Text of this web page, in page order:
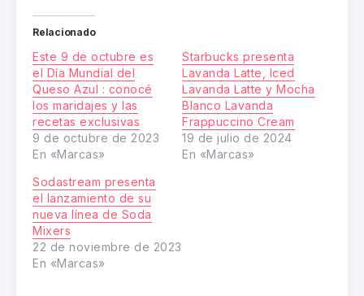
Relacionado
Este 9 de octubre es
el Día Mundial del
Queso Azul : conocé
los maridajes y las
recetas exclusivas
9 de octubre de 2023
En «Marcas»
Starbucks presenta
Lavanda Latte, Iced
Lavanda Latte y Mocha
Blanco Lavanda
Frappuccino Cream
19 de julio de 2024
En «Marcas»
Sodastream presenta
el lanzamiento de su
nueva línea de Soda
Mixers
22 de noviembre de 2023
En «Marcas»